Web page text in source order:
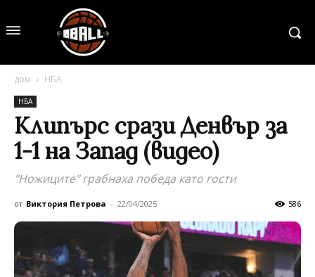
дом НБА
НБА
Клипърс срази Денвър за
1-1 на Запад (видео)
"Ножиците" грабнаха победа като гости
от Виктория Петрова - 22/04/2025 586